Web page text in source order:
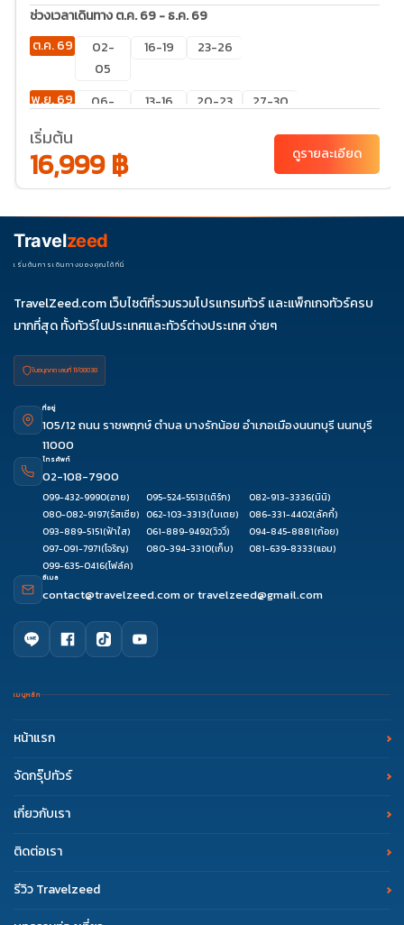
ช่วงเวลาเดินทาง ต.ค. 69 - ธ.ค. 69
ต.ค. 69
02-
05
16-19 23-26
พ.ย. 69
06-
13-16 20-23 27-30
ธ.ค. 69
04-
07
เริ่มต้น
16,999 ฿ ดูรายละเอียด
Travelzeed
เริ่มต้นการเดินทางของคุณได้ที่นี่
TravelZeed.com เว็บไซต์ที่รวมรวมโปรแกรมทัวร์ และแพ็กเกจทัวร์ครบ
มากที่สุด ทั้งทัวร์ในประเทศและทัวร์ต่างประเทศ ง่ายๆ
ใบอนุญาต เลขที่ 11/08038
ที่อยู่
105/12 ถนน ราชพฤกษ์ ตำบล บางรักน้อย อำเภอเมืองนนทบุรี นนทบุรี
11000
โทรศัพท์
02-108-7900
099-432-9990(อาย) 095-524-5513(เติร์ก) 082-913-3336(นินิ)
080-082-9197(รัสเซีย) 062-103-3313(ใบเตย) 086-331-4402(ลัคกี้)
093-889-5151(ฟ้าใส) 061-889-9492(วิววี่) 094-845-8881(ก้อย)
097-091-7971(โจริญ) 080-394-3310(เก็บ) 081-639-8333(แอม)
099-635-0416(โฟล์ค)
อีเมล
contact@travelzeed.comortravelzeed@gmail.com
เมนูหลัก
หน้าแรก
จัดกรุ๊ปทัวร์
เกี่ยวกับเรา
ติดต่อเรา
รีวิว Travelzeed